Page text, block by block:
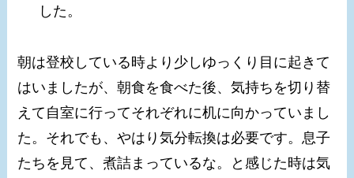
した。
朝は登校している時より少しゆっくり目に起きて
はいましたが、朝食を食べた後、気持ちを切り替
えて自室に行ってそれぞれに机に向かっていまし
た。それでも、やはり気分転換は必要です。息子
たちを見て、煮詰まっているな。と感じた時は気